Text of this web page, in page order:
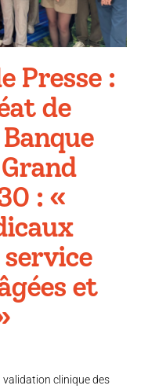
Presse :
de
: «
et
validation clinique des